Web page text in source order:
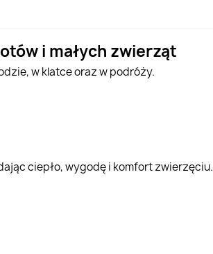
i małych zwierząt
w klatce oraz w podróży.
ciepło, wygodę i komfort zwierzęciu.